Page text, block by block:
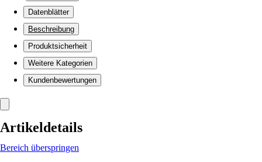
Datenblätter
Beschreibung
Produktsicherheit
Weitere Kategorien
Kundenbewertungen
Artikeldetails
Bereich überspringen